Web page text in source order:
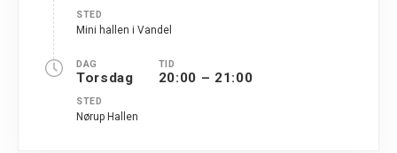
STED
Mini hallen i Vandel
DAG
Torsdag
TID
20:00 – 21:00
STED
Nørup Hallen